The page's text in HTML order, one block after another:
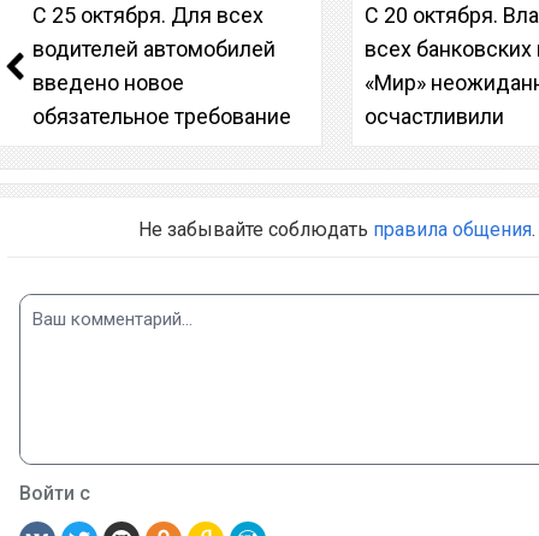
С 25 октября. Для всех
водителей автомобилей
введено новое
обязательное требование
С 20 октября.
всех банковских
«Мир»
осчастливили
Не забывайте соблюдать правила общения.
Войти с